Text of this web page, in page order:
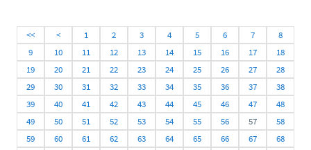
<< < 1 2 3 4 5 6 7
8
9
10 11 12 13 14 15 16 17
18
19
20 21 22 23 24 25 26 27
28
29
30 31 32 33 34 35 36 37
38
39
40 41 42 43 44 45 46 47
48
49
50 51 52 53 54 55 56 57
58
59
60 61 62 63 64 65 66 67 68